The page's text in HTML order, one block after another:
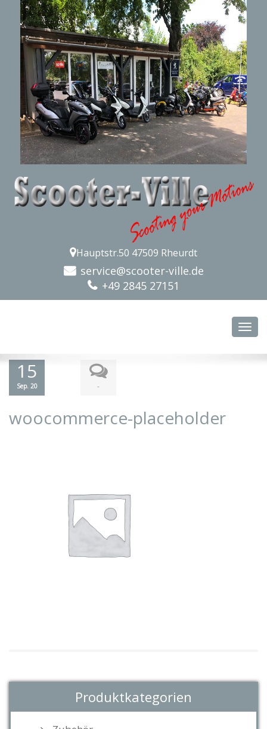
Hauptstr.50 47509 Rheurdt
service@scooter-ville.de
+49 2845 27151
15
Sep. 20 -
woocommerce-placeholder
Produktkategorien